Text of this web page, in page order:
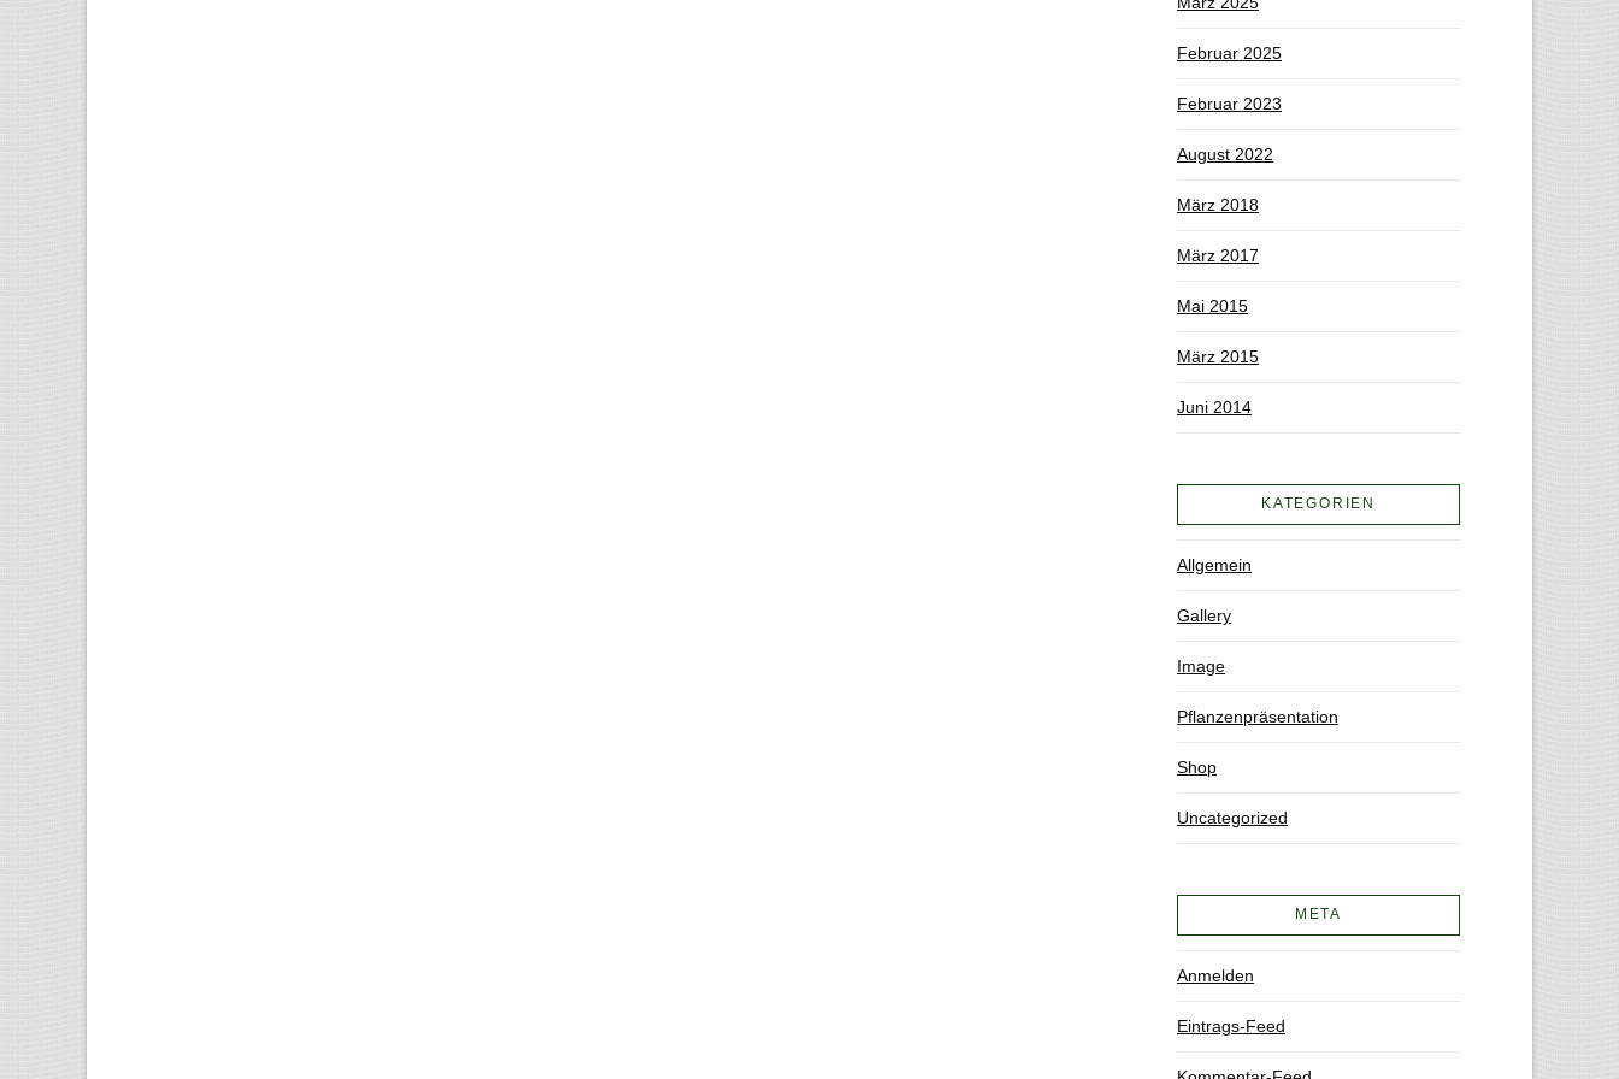
Februar 2025
Februar 2023
August 2022
März 2018
März 2017
Mai 2015
März 2015
Juni 2014
KATEGORIEN
Allgemein
Gallery
Image
Pflanzenpräsentation
Shop
Uncategorized
META
Anmelden
Eintrags-Feed